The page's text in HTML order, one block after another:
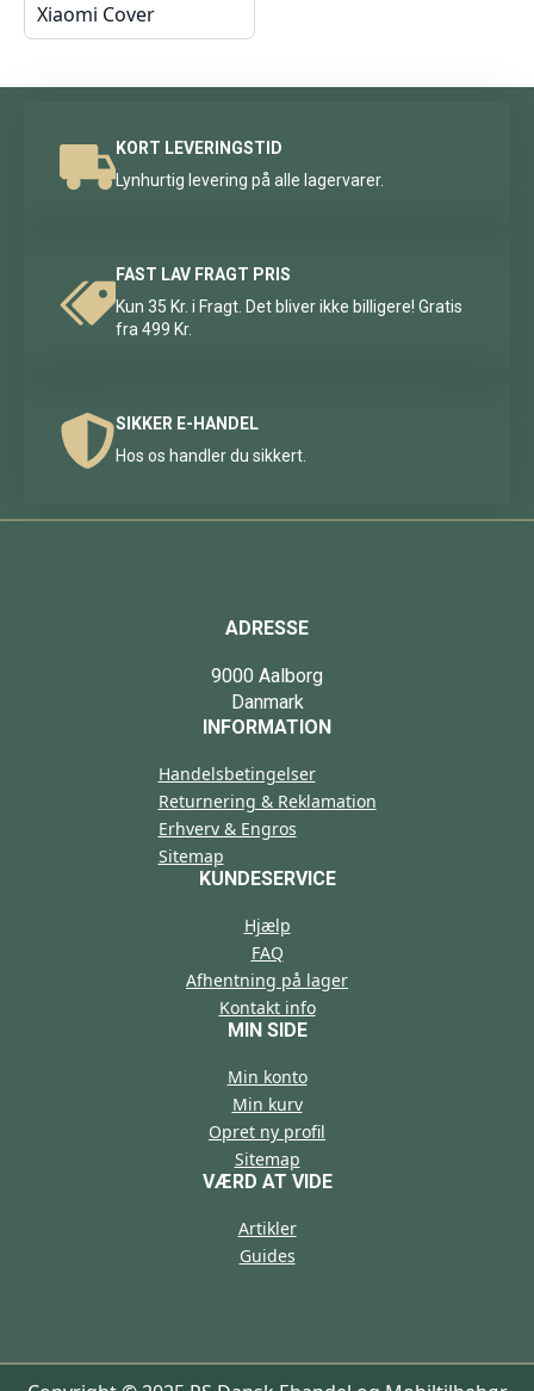
Xiaomi Cover
KORT LEVERINGSTID
Lynhurtig levering på alle lagervarer.
FAST LAV FRAGT PRIS
Kun 35 Kr. i Fragt. Det bliver ikke billigere! Gratis
fra 499 Kr.
SIKKER E-HANDEL
Hos os handler du sikkert.
ADRESSE
9000 Aalborg
Danmark
INFORMATION
Handelsbetingelser
Returnering & Reklamation
Erhverv & Engros
Sitemap
KUNDESERVICE
Hjælp
FAQ
Afhentning på lager
Kontakt info
MIN SIDE
Min konto
Min kurv
Opret ny profil
Sitemap
VÆRD AT VIDE
Artikler
Guides